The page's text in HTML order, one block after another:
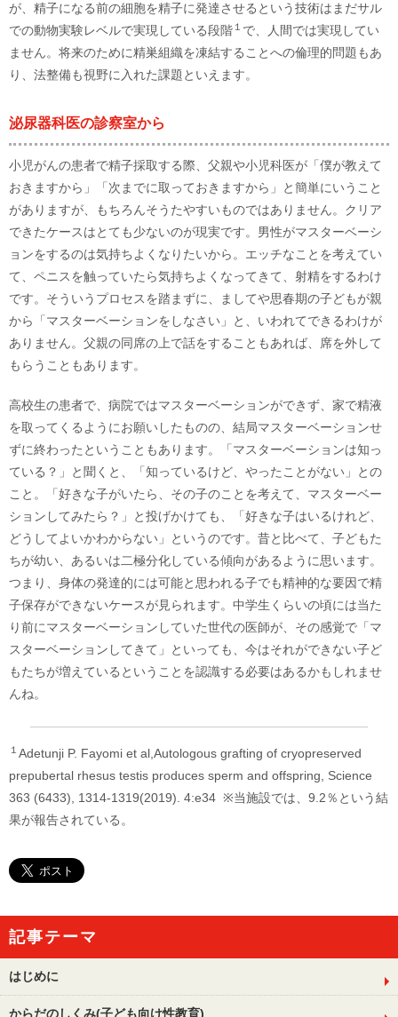
が、精子になる前の細胞を精子に発達させるという技術はまだサル
での動物実験レベルで実現している段階 １ で、人間では実現してい
ません。将来のために精巣組織を凍結することへの倫理的問題もあ
り、法整備も視野に入れた課題といえます。
泌尿器科医の診察室から
小児がんの患者で精子採取する際、父親や小児科医が「僕が教えて
おきますから」「次までに取っておきますから」と簡単にいうこと
がありますが、もちろんそうたやすいものではありません。クリア
できたケースはとても少ないのが現実です。男性がマスターベーシ
ョンをするのは気持ちよくなりたいから。エッチなことを考えてい
て、ペニスを触っていたら気持ちよくなってきて、射精をするわけ
です。そういうプロセスを踏まずに、ましてや思春期の子どもが親
から「マスターベーションをしなさい」と、いわれてできるわけが
ありません。父親の同席の上で話をすることもあれば、席を外して
もらうこともあります。
高校生の患者で、病院ではマスターベーションができず、家で精液
を取ってくるようにお願いしたものの、結局マスターベーションせ
ずに終わったということもあります。「マスターベーションは知っ
ている？」と聞くと、「知っているけど、やったことがない」との
こと。「好きな子がいたら、その子のことを考えて、マスターベー
ションしてみたら？」と投げかけても、「好きな子はいるけれど、
どうしてよいかわからない」というのです。昔と比べて、子どもた
ちが幼い、あるいは二極分化している傾向があるように思います。
つまり、身体の発達的には可能と思われる子でも精神的な要因で精
子保存ができないケースが見られます。中学生くらいの頃には当た
り前にマスターベーションしていた世代の医師が、その感覚で「マ
スターベーションしてきて」といっても、今はそれができない子ど
もたちが増えているということを認識する必要はあるかもしれませ
んね。
１ Adetunji P. Fayomi et al,Autologous grafting of cryopreserved
prepubertal rhesus testis produces sperm and offspring, Science
363 (6433), 1314-1319(2019). 4:e34 ※当施設では、9.2％という結
果が報告されている。
記事テーマ
はじめに
からだのしくみ(子ども向け性教育)